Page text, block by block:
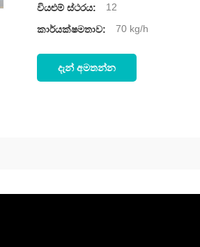
වියළුම් ස්ථරය: 12
කාර්යක්ෂමතාව: 70 kg/h
දැන් අමතන්න